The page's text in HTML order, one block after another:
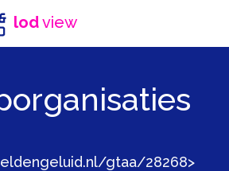
lodview
gtaa/28268>